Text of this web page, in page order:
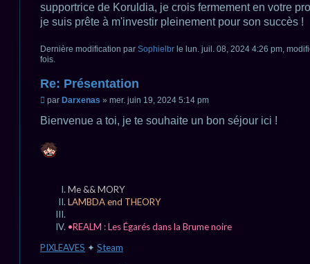
supportrice de Koruldia, je crois fermement en votre
je suis prête à m'investir pleinement pour son succès !
Dernière modification par Sophielbr le lun. juil. 08, 2024 4:26 pm,
fois.
Re: Présentation
M
s
g
e
par Darxenas » mer. juin 19, 2024 5:14 pm
Bienvenue a toi, je te souhaite un bon séjour ici !
Me && MORY
LAMBDA end THEORY
•REALM : Les Égarés dans la Brume noire
PIXLEAVES ✦ Steam